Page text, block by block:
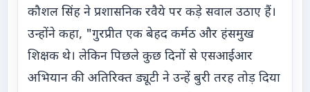
कौशल सिंह ने प्रशासनिक रवैये पर कड़े सवाल उठाए हैं।
उन्होंने कहा, "गुरप्रीत एक बेहद कर्मठ और हंसमुख
शिक्षक थे। लेकिन पिछले कुछ दिनों से एसआईआर
अभियान की अतिरिक्त ड्यूटी ने उन्हें बुरी तरह तोड़ दिया